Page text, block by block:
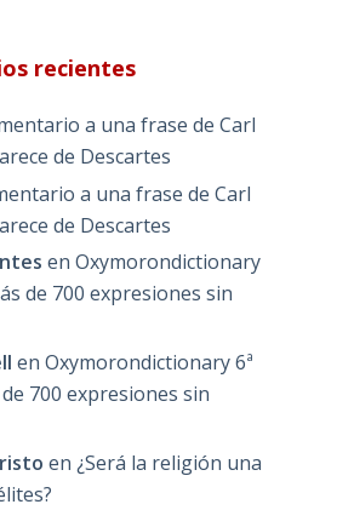
recientes
a una frase de Carl
de Descartes
a una frase de Carl
de Descartes
en Oxymorondictionary
de 700 expresiones sin
en Oxymorondictionary 6ª
700 expresiones sin
en ¿Será la religión una